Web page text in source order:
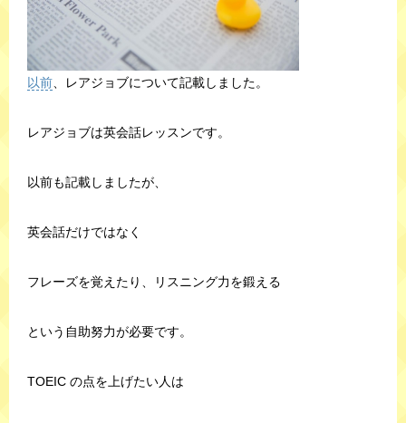
以前 、レアジョブについて記載しました。
レアジョブは英会話レッスンです。
以前も記載しましたが、
英会話だけではなく
フレーズを覚えたり、リスニング力を鍛える
という自助努力が必要です。
TOEIC の点を上げたい人は